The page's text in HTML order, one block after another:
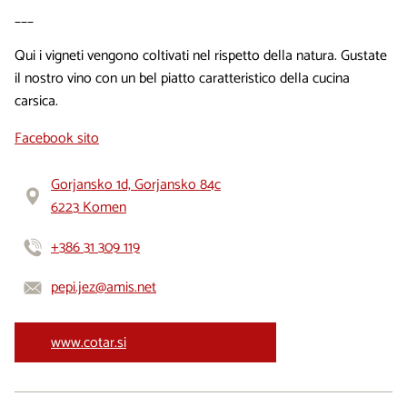
___
Qui i vigneti vengono coltivati nel rispetto della natura. Gustate
il nostro vino con un bel piatto caratteristico della cucina
carsica.
Facebook sito
Gorjansko 1d, Gorjansko 84c
6223 Komen
+386 31 309 119
pepi.jez@amis.net
www.cotar.si